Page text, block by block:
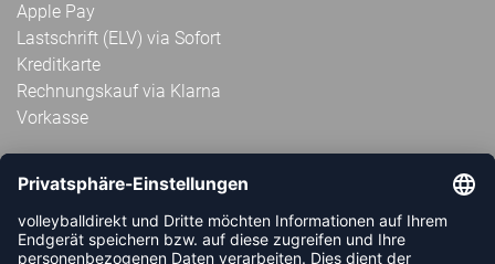
Apple Pay
Lastschrift (ELV) via Sofort
Kreditkarte
Rechnungskauf via Klarna
Vorkasse
ABONNIERE JETZT DEN KOSTENLOSEN
VOLLEYBALLDIREKT-NEWSLETTER UND VERPASSE KEINE
NEUIGKEIT ODER AKTION MEHR.